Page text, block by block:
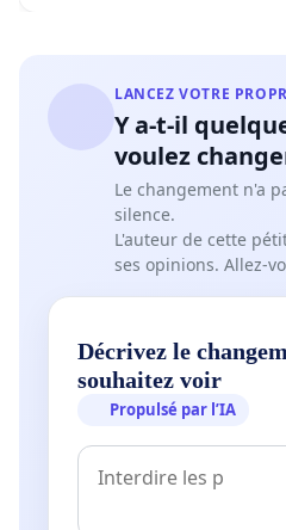
LANCEZ VOTRE
Y a-t-il
voulez
Le changement n'a
silence.
L'auteur de cette
ses opinions. Allez-
Décrivez le
souhaitez voir
Propulsé par l’IA